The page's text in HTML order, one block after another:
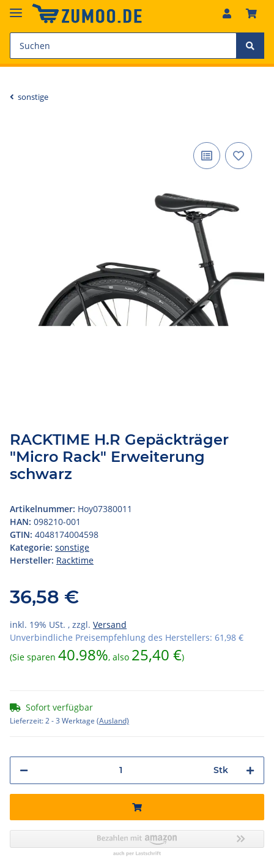
sonstige
RACKTIME H.R Gepäckträger
"Micro Rack" Erweiterung
schwarz
Artikelnummer: Hoy07380011
HAN: 098210-001
GTIN: 4048174004598
Kategorie: sonstige
Hersteller: Racktime
36,58 €
inkl. 19% USt. , zzgl. Versand
Unverbindliche Preisempfehlung des Herstellers: 61,98 €
(Sie sparen 40.98%, also 25,40 €)
Sofort verfügbar
Lieferzeit:2 - 3 Werktage (Ausland)
Stk